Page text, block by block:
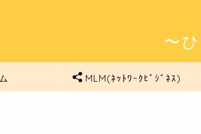
〜
MLM(ﾈｯﾄﾜｰｸﾋﾞｼﾞﾈｽ)